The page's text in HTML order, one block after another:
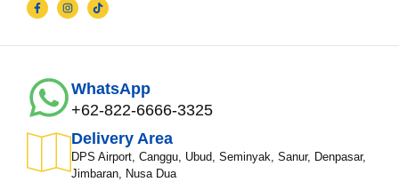
WhatsApp
+62-822-6666-3325
Delivery Area
DPS Airport, Canggu, Ubud, Seminyak, Sanur, Denpasar,
Jimbaran, Nusa Dua